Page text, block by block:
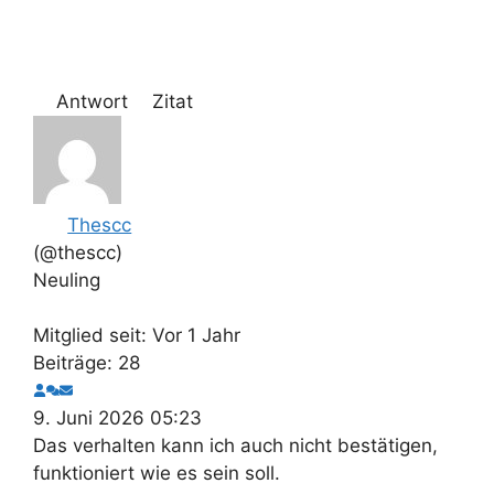
Antwort Zitat
Thescc
(@thescc)
Neuling
Mitglied seit: Vor 1 Jahr
Beiträge: 28
9. Juni 2026 05:23
Das verhalten kann ich auch nicht bestätigen,
funktioniert wie es sein soll.